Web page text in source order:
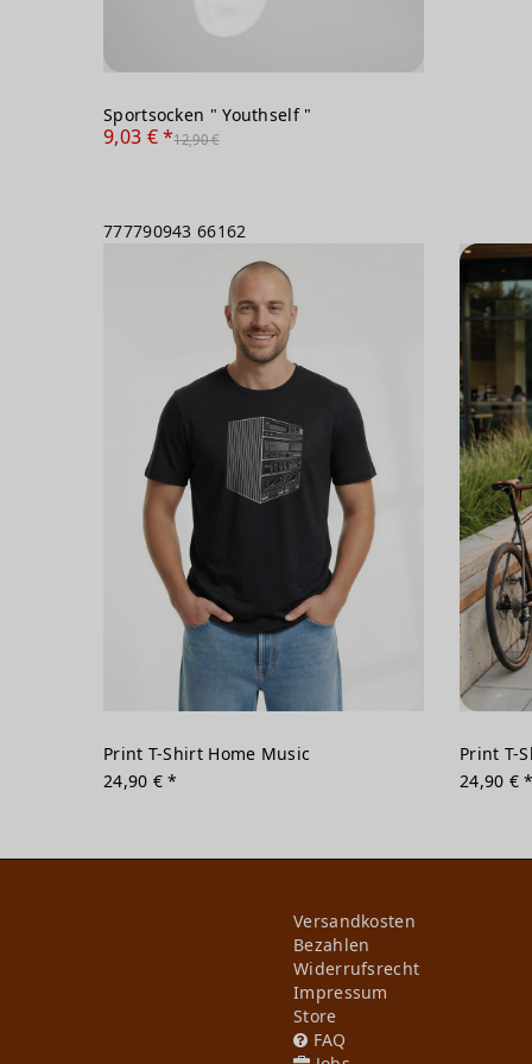
Sportsocken " Youthself "
9,03 € *12,90 €
777790943 66162
Print T-Shirt Home Music
24,90 € *
Print T-
24,90 €
Versandkosten
Bezahlen
Widerrufs­recht
Impressum
Store
FAQ